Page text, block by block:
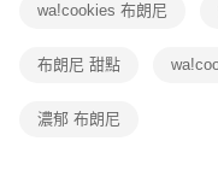
wa!cookies 布朗尼
布朗尼 甜點
濃郁 布朗尼